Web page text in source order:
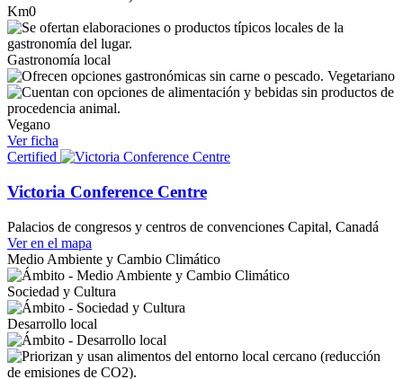
Km0
Gastronomía local
Vegetariano
Vegano
Ver ficha
Certified
Victoria Conference Centre
Palacios de congresos y centros de convenciones Capital, Canadá
Ver en el mapa
Medio Ambiente y Cambio Climático
Sociedad y Cultura
Desarrollo local